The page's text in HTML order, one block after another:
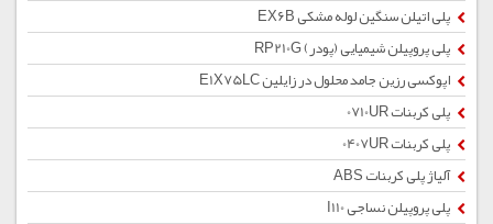
پلی اتیلن سنگین لوله مشکی EX6B
پلی پروپیلن شیمیایی (پودر) RP210G
اپوکسی رزین جامد محلول در زایلین E1X75LC
پلی کربنات 0710UR
پلی کربنات 0407UR
آلیاژ پلی کربنات ABS
پلی پروپیلن نساجی I110